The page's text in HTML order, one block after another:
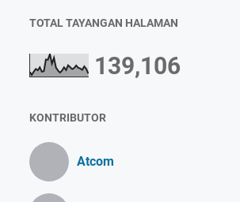
TOTAL TAYANGAN HALAMAN
139,106
KONTRIBUTOR
Atcom